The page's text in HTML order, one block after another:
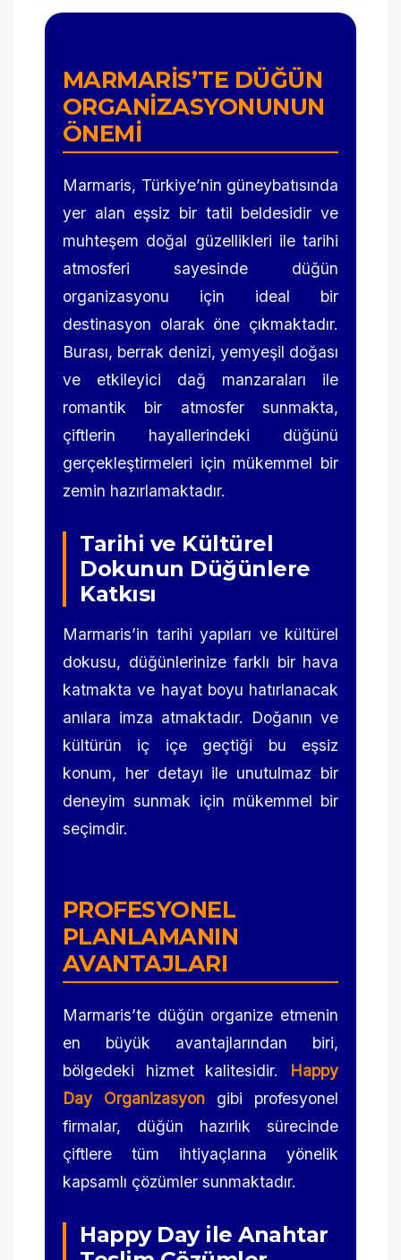
MARMARIS’TE DÜĞÜN
ORGANIZASYONUNUN
ÖNEMI
Marmaris, Türkiye’nin güneybatısında
yer alan eşsiz bir tatil beldesidir ve
muhteşem doğal güzellikleri ile tarihi
atmosferi sayesinde düğün
organizasyonu için ideal bir
destinasyon olarak öne çıkmaktadır.
Burası, berrak denizi, yemyeşil doğası
ve etkileyici dağ manzaraları ile
romantik bir atmosfer sunmakta,
çiftlerin hayallerindeki düğünü
gerçekleştirmeleri için mükemmel bir
zemin hazırlamaktadır.
Tarihi ve Kültürel
Dokunun Düğünlere
Katkısı
Marmaris’in tarihi yapıları ve kültürel
dokusu, düğünlerinize farklı bir hava
katmakta ve hayat boyu hatırlanacak
anılara imza atmaktadır. Doğanın ve
kültürün iç içe geçtiği bu eşsiz
konum, her detayı ile unutulmaz bir
deneyim sunmak için mükemmel bir
seçimdir.
PROFESYONEL
PLANLAMANIN
AVANTAJLARI
Marmaris’te düğün organize etmenin
en büyük avantajlarından biri,
bölgedeki hizmet kalitesidir. Happy
Day Organizasyon gibi profesyonel
firmalar, düğün hazırlık sürecinde
çiftlere tüm ihtiyaçlarına yönelik
kapsamlı çözümler sunmaktadır.
Happy Day ile Anahtar